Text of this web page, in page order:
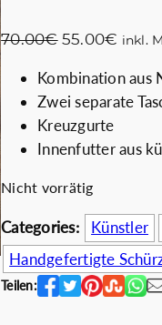
70.00€ U
s
p
r
ü
n
l
i
c
h
55.00€ A
t
u
l
r
P
r
e
inkl.
Kombination aus
Zwei separate
Kreuzgurte
Innenfutter aus
Nicht vorrätig
Categories: Künstler
Handgefertigte
Teilen: